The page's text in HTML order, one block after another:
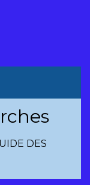
DES